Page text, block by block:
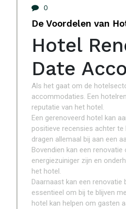
0
De Voordelen van
Hotel
Date
Als het gaat om de
accommodaties. Een
reputatie van het hotel.
Een gerenoveerd hotel kan
positieve recensies achter
dragen allemaal bij aan een
Bovendien kan een
energiezuiniger zijn en
het hotel.
Daarnaast kan een
essentieel om bij te blijven
hotel kan helpen om gasten